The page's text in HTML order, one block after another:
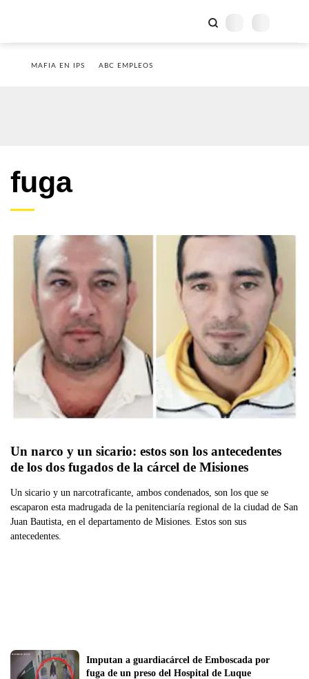
MAFIA EN IPS ABC EMPLEOS
fuga
Un narco y un sicario: estos son los antecedentes
de los dos fugados de la cárcel de Misiones
Un sicario y un narcotraficante, ambos condenados, son los que se
escaparon esta madrugada de la penitenciaría regional de la ciudad de San
Juan Bautista, en el departamento de Misiones. Estos son sus
antecedentes.
Imputan a guardiacárcel de Emboscada por
fuga de un preso del Hospital de Luque